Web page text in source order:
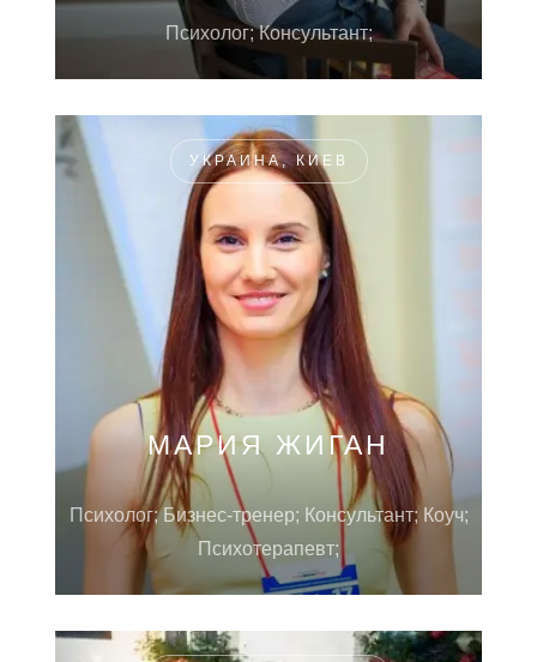
Психолог; Консультант;
УКРАИНА, КИЕВ
МАРИЯ ЖИГАН
Психолог; Бизнес-тренер; Консультант; Коуч;
Психотерапевт;